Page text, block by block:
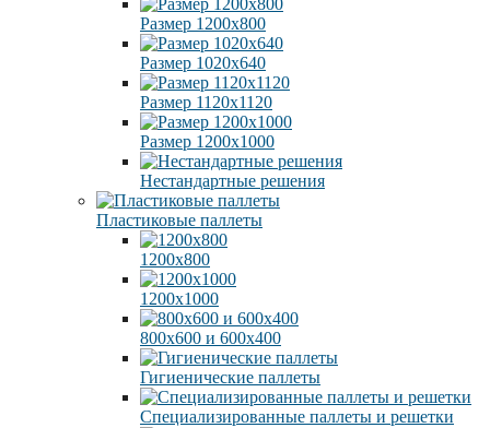
Размер 1200х800
Размер 1020х640
Размер 1120х1120
Размер 1200х1000
Нестандартные решения
Пластиковые паллеты
1200х800
1200х1000
800х600 и 600х400
Гигиенические паллеты
Специализированные паллеты и решетки